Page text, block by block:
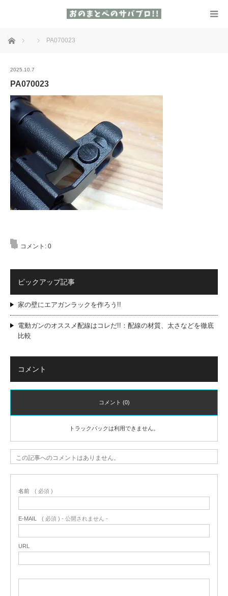
ホーム PA070023
2025.10.7
PA070023
コメント: 0
ピックアップ記事
家の壁にエアガンラックを作ろう!!
電動ガンのオススメ配線はコレだ!!：配線の材質、太さなどを徹底
比較
コメント
コメント (0)
トラックバックは利用できません。
この記事へのコメントはありません。
名前 ( 必須 )
E-MAIL ( 必須 ) - 公開されません -
URL